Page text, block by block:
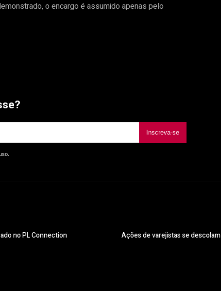
o encargo é assumido apenas pelo
Inscreva-se
no PL Connection
Ações de varejistas se